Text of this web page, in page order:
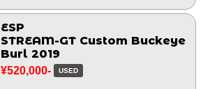
ESP
STREAM-GT Custom Buckeye
Burl 2019
¥520,000- USED